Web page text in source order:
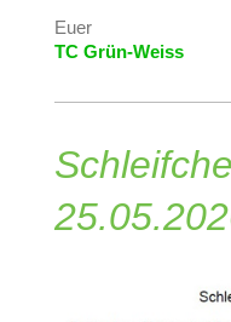
Euer
TC Grün-Weiss